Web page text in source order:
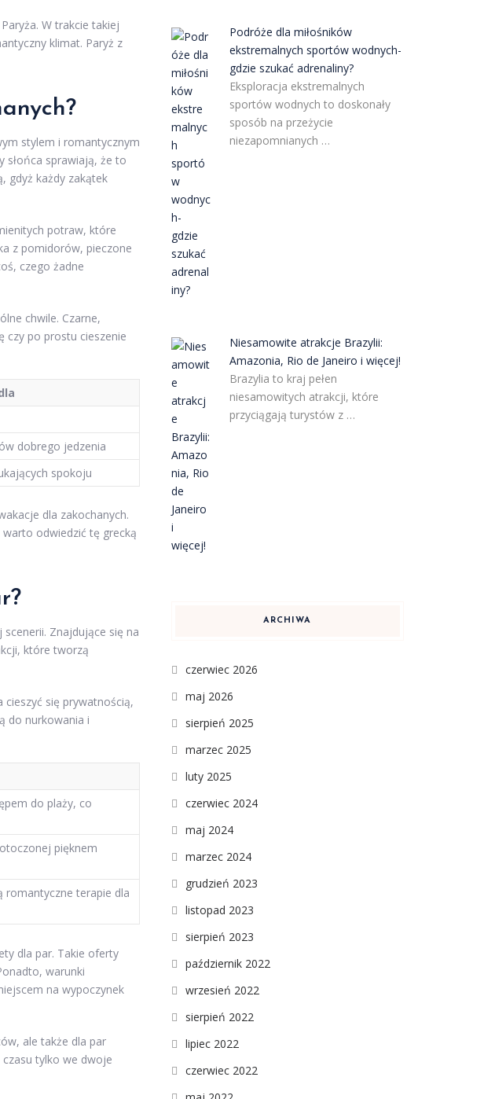
W trakcie takiej
klimat. Paryż z
stylem i romantycznym
słońca sprawiają, że to
gdyż każdy zakątek
potraw, które
z pomidorów, pieczone
czego żadne
chwile. Czarne,
czy po prostu cieszenie
dobrego jedzenia
spokoju
dla zakochanych.
odwiedzić tę grecką
Znajdujące się na
które tworzą
cieszyć się prywatnością,
do nurkowania i
do plaży, co
pięknem
romantyczne terapie dla
dla par. Takie oferty
warunki
na wypoczynek
ale także dla par
czasu tylko we dwoje
Podróże dla miłośników
ekstremalnych sportów wodnych-
gdzie szukać adrenaliny?
Eksploracja ekstremalnych
sportów wodnych to doskonały
sposób na przeżycie
niezapomnianych …
Niesamowite atrakcje Brazylii:
Amazonia, Rio de Janeiro i więcej!
Brazylia to kraj pełen
niesamowitych atrakcji, które
przyciągają turystów z …
ARCHIWA
czerwiec 2026
maj 2026
sierpień 2025
marzec 2025
luty 2025
czerwiec 2024
maj 2024
marzec 2024
grudzień 2023
listopad 2023
sierpień 2023
październik 2022
wrzesień 2022
sierpień 2022
lipiec 2022
czerwiec 2022